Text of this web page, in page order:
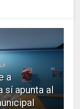
a
sí apunta al